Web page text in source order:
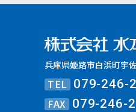
兵庫県姫路市白浜町宇
TEL 079-246-
FAX 079-246-